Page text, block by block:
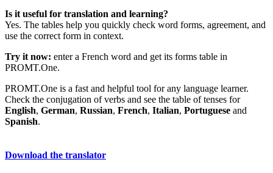
Is it useful for translation and learning?
Yes. The tables help you quickly check word forms, agreement, and
use the correct form in context.
Try it now: enter a French word and get its forms table in
PROMT.One.
PROMT.One is a fast and helpful tool for any language learner.
Check the conjugation of verbs and see the table of tenses for
English, German, Russian, French, Italian, Portuguese and
Spanish.
Download the translator